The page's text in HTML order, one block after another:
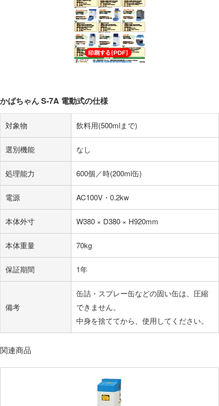
かばちゃん S-7A 電動式の仕様
対象物 飲料用(500mlまで)
選別機能 なし
処理能力 600個／時(200ml缶)
電源 AC100V・0.2kw
本体外寸 W380 × D380 × H920mm
本体重量 70kg
保証期間 1年
備考
缶詰・スプレー缶などの固い缶は、圧縮
できません。
中身を捨ててから、使用してください。
関連商品